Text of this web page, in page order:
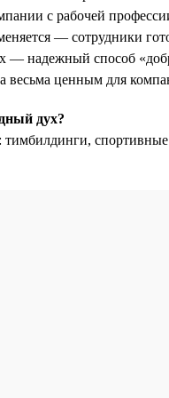
с рабочей
— сотрудники
надежный способ
весьма ценным для
дух?